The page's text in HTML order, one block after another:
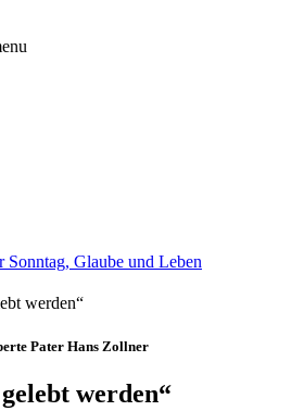
Sonntag, Glaube und Leben
werden“
Pater Hans Zollner
werden“